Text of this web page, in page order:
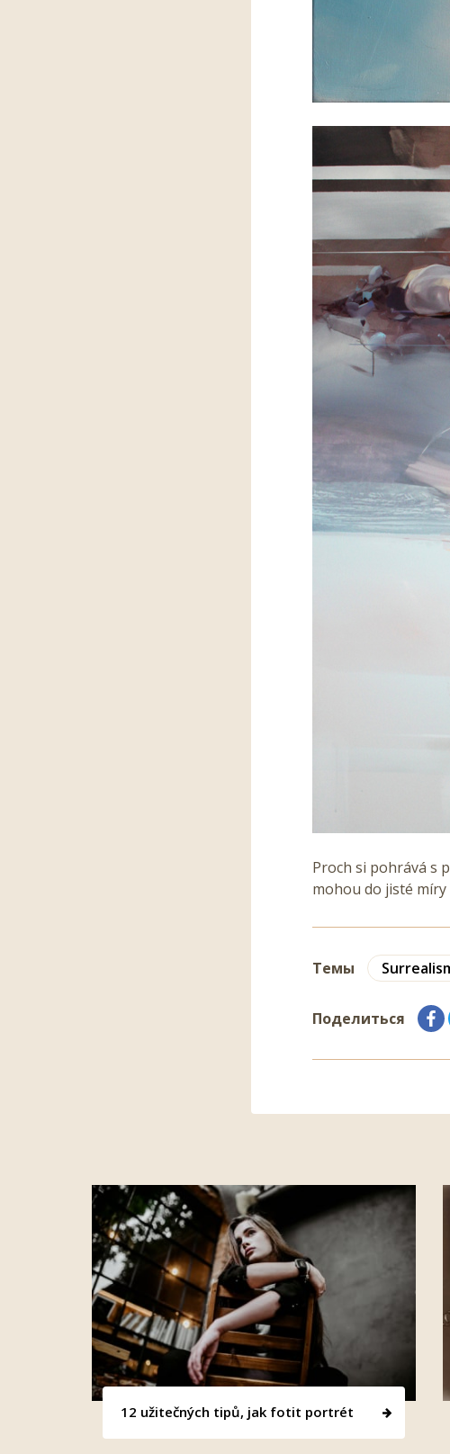
Proch si pohrává s
mohou do jisté
Темы
Поделиться
12 užitečných tipů, jak fotit portrét